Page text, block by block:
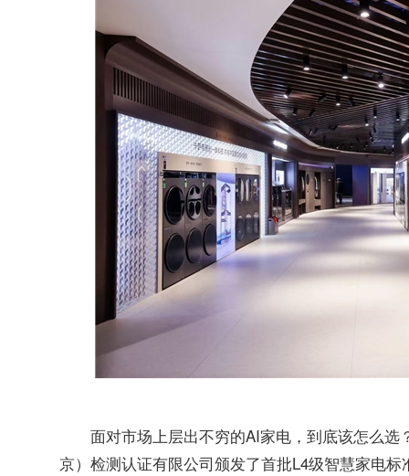
面对市场上层出不穷的AI家电，到底该怎么
京）检测认证有限公司颁发了首批L4级智慧家电